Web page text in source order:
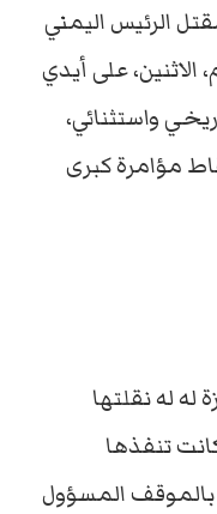
الرئيس اليمني
الاثنين، على أيدي
واستثنائي،
مؤامرة كبرى
له نقلتها
تنفذها
المسؤول